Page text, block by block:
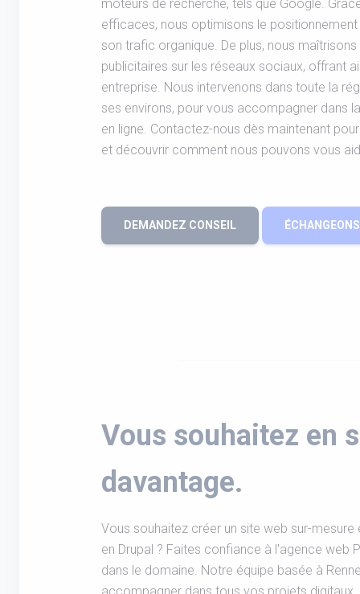
moteurs de recherche, tels que Google.
efficaces, nous optimisons le
son trafic organique. De plus, nous
publicitaires sur les réseaux sociaux, offrant
entreprise. Nous intervenons dans toute la
ses environs, pour vous accompagner dans
en ligne. Contactez-nous dès maintenant
et découvrir comment nous pouvons vous
DEMANDEZ CONSEIL
Vous souhaitez en
davantage.
Vous souhaitez créer un site web sur-
en Drupal ? Faites confiance à l'agence web
dans le domaine. Notre équipe basée à